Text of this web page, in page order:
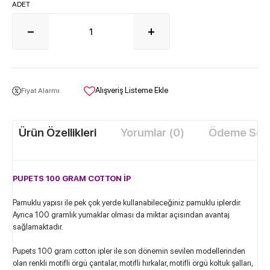
ADET
Fiyat Alarmı Alışveriş Listeme Ekle
Ürün Özellikleri Yorumlar (0) Ödeme
PUPETS 100 GRAM COTTON İP
Pamuklu yapısı ile pek çok yerde kullanabileceğiniz pamuklu iplerdir.
Ayrıca 100 gramlık yumaklar olması da miktar açısından avantaj
sağlamaktadır.
Pupets 100 gram cotton ipler ile son dönemin sevilen modellerinden
olan renkli motifli örgü çantalar, motifli hırkalar, motifli örgü koltuk şalları,